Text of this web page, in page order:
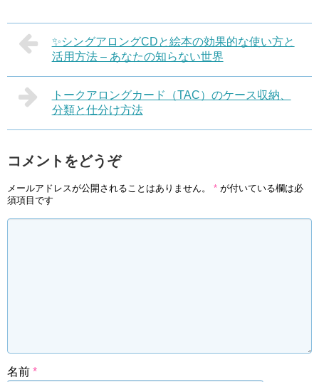
✨シングアロングCDと絵本の効果的な使い方と
活用方法 – あなたの知らない世界
トークアロングカード（TAC）のケース収納、
分類と仕分け方法
コメントをどうぞ
メールアドレスが公開されることはありません。 * が付いている欄は必
須項目です
名前 *